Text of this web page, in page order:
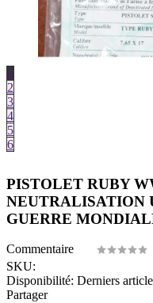
1
2
3
4
5
6
PISTOLET RUBY
NEUTRALISATION
GUERRE
Commentaire
SKU:
Disponibilité: Derniers
Partager